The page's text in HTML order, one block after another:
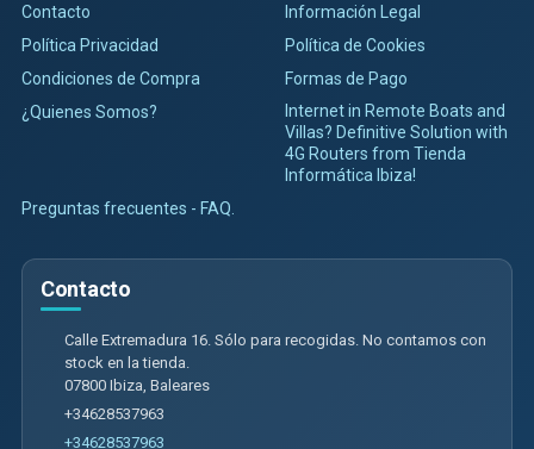
Contacto
Información Legal
Política Privacidad
Política de Cookies
Condiciones de Compra
Formas de Pago
¿Quienes Somos?
Internet in Remote Boats and
Villas? Definitive Solution with
4G Routers from Tienda
Informática Ibiza!
Preguntas frecuentes - FAQ.
Contacto
Calle Extremadura 16. Sólo para recogidas. No contamos con
stock en la tienda.
07800 Ibiza Baleares
+34628537963
+34628537963